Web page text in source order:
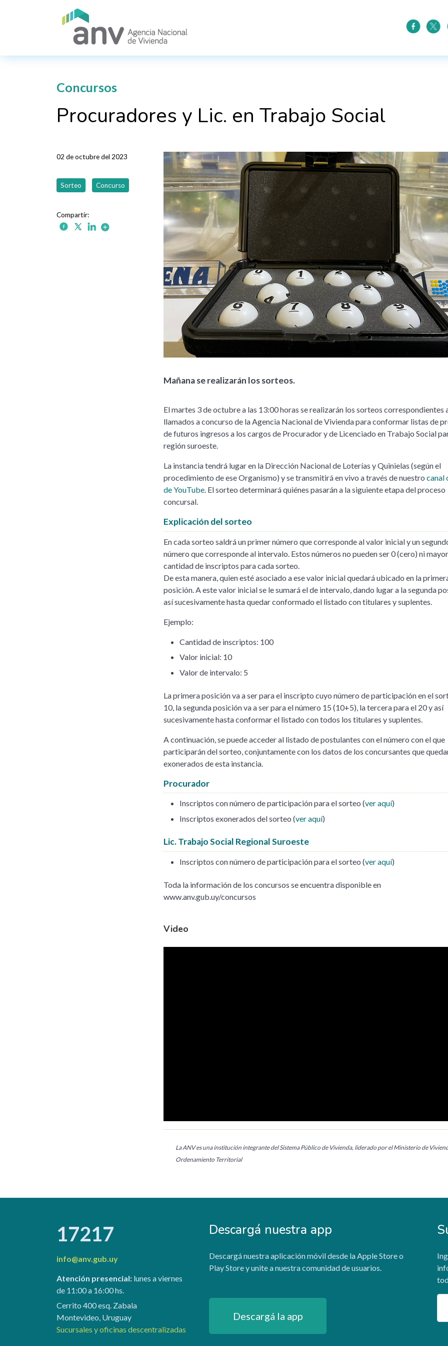
Concursos
Procuradores y Lic. en Trabajo Social
02 de octubre del 2023
Sorteo Concurso
Mañana se realizarán los sorteos.
El martes 3 de octubre a las 13:00 horas se realizarán los sorteos correspondientes
llamados a concurso de la Agencia Nacional de Vivienda para conformar listas de
de futuros ingresos a los cargos de Procurador y de Licenciado en Trabajo Social
región suroeste.
La instancia tendrá lugar en la Dirección Nacional de Loterías y Quinielas (según el
procedimiento de ese Organismo) y se transmitirá en vivo a través de nuestro canal
de YouTube. El sorteo determinará quiénes pasarán a la siguiente etapa del proceso
concursal.
Explicación del sorteo
En cada sorteo saldrá un primer número que corresponde al valor inicial y un
número que corresponde al intervalo. Estos números no pueden ser 0 (cero) ni
cantidad de inscriptos para cada sorteo.
De esta manera, quien esté asociado a ese valor inicial quedará ubicado en la
posición. A este valor inicial se le sumará el de intervalo, dando lugar a la segunda
así sucesivamente hasta quedar conformado el listado con titulares y suplentes.
Ejemplo:
Cantidad de inscriptos: 100
Valor inicial: 10
Valor de intervalo: 5
La primera posición va a ser para el inscripto cuyo número de participación en el
10, la segunda posición va a ser para el número 15 (10+5), la tercera para el 20 y así
sucesivamente hasta conformar el listado con todos los titulares y suplentes.
A continuación, se puede acceder al listado de postulantes con el número con el que
participarán del sorteo, conjuntamente con los datos de los concursantes que
exonerados de esta instancia.
Procurador
Inscriptos con número de participación para el sorteo (ver aquí)
Inscriptos exonerados del sorteo (ver aquí)
Lic. Trabajo Social Regional Suroeste
Inscriptos con número de participación para el sorteo (ver aquí)
Toda la información de los concursos se encuentra disponible en
www.anv.gub.uy/concursos
Video
La ANV es una institución integrante del Sistema Público de Vivienda, liderado por el Ministerio de
Ordenamiento Territorial
17217
info@anv.gub.uy
Atención presencial:lunes a viernes
de 11:00 a 16:00 hs.
Cerrito 400 esq. Zabala
Montevideo, Uruguay
Sucursales y oficinas descentralizadas
Descargá nuestra app
Descargá nuestra aplicación móvil desde la Apple Store o
Play Store y unite a nuestra comunidad de usuarios.
Descargá la app